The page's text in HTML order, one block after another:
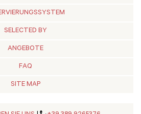
SELECTED BY
ANGEBOTE
FAQ
SITE MAP